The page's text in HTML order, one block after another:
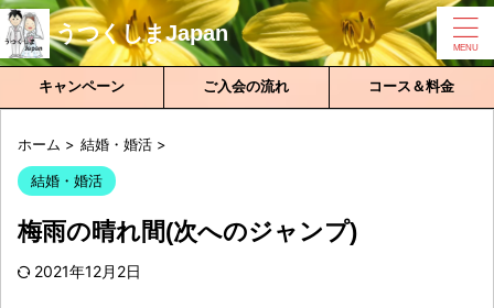
うつくしまJapan
キャンペーン ご入会の流れ コース＆料金
ホーム > 結婚・婚活 >
結婚・婚活
梅雨の晴れ間(次へのジャンプ)
2021年12月2日